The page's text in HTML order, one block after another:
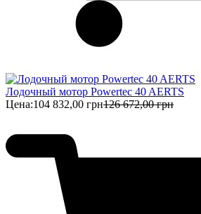
Лодочный мотор Powertec 40 AERTS
Цена:104 832,00 грн126 672,00 грн